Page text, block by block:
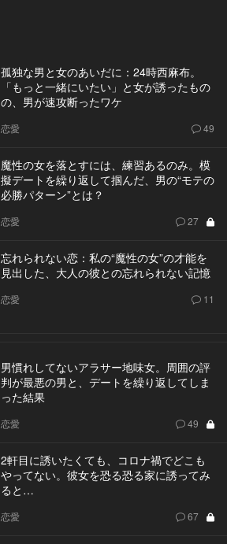
孤独な男と女のあいだに：24時西麻布。
「もっと一緒にいたい」と女が誘ったもの
の、男が速攻断ったワケ
恋愛 49
魔性の女を落とすには、練習あるのみ。模
擬デートを繰り返して掴んだ、男の“モテの
必勝パターン”とは？
恋愛 27
忘れられない恋：私の“魔性の女”の才能を
見出した、大人の彼との忘れられない記憶
恋愛 11
男慣れしてないアラサー地味女。周囲の評
判が最悪の男と、デートを繰り返してしま
った結果
恋愛 49
2軒目に誘いたくても、コロナ禍でどこも
やってない。彼女を恐る恐る家に誘ってみ
ると…
恋愛 67